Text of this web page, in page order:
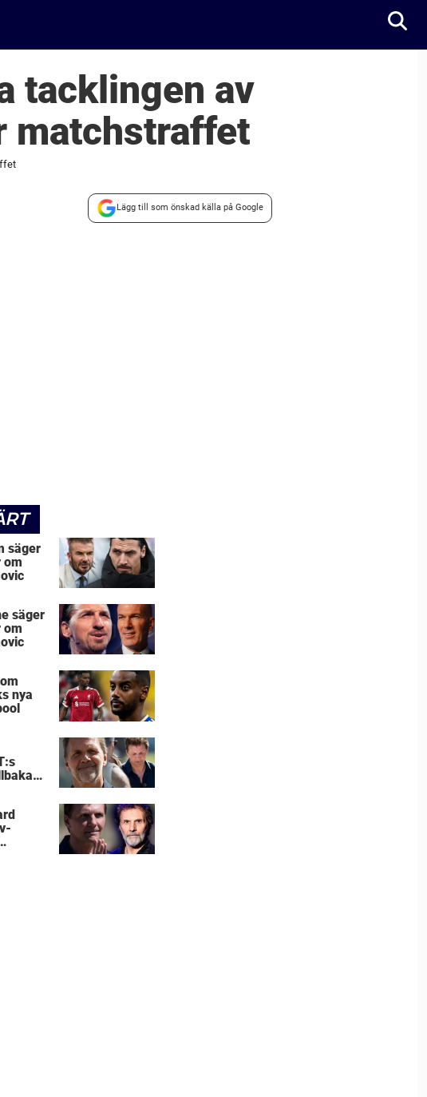
tacklingen av
matchstraffet
Lägg till som önskad källa på Google
säger
om
säger
om
nya